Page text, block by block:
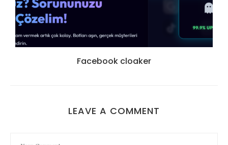
Facebook cloaker
LEAVE A COMMENT